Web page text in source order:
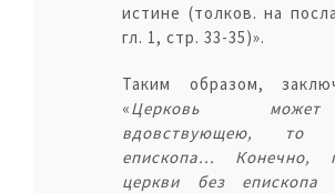
истине (толков. на
гл. 1, стр. 33-35)».
Таким образом,
«Церковь
вдовствующею, то
епископа... Конечно,
церкви без епископа